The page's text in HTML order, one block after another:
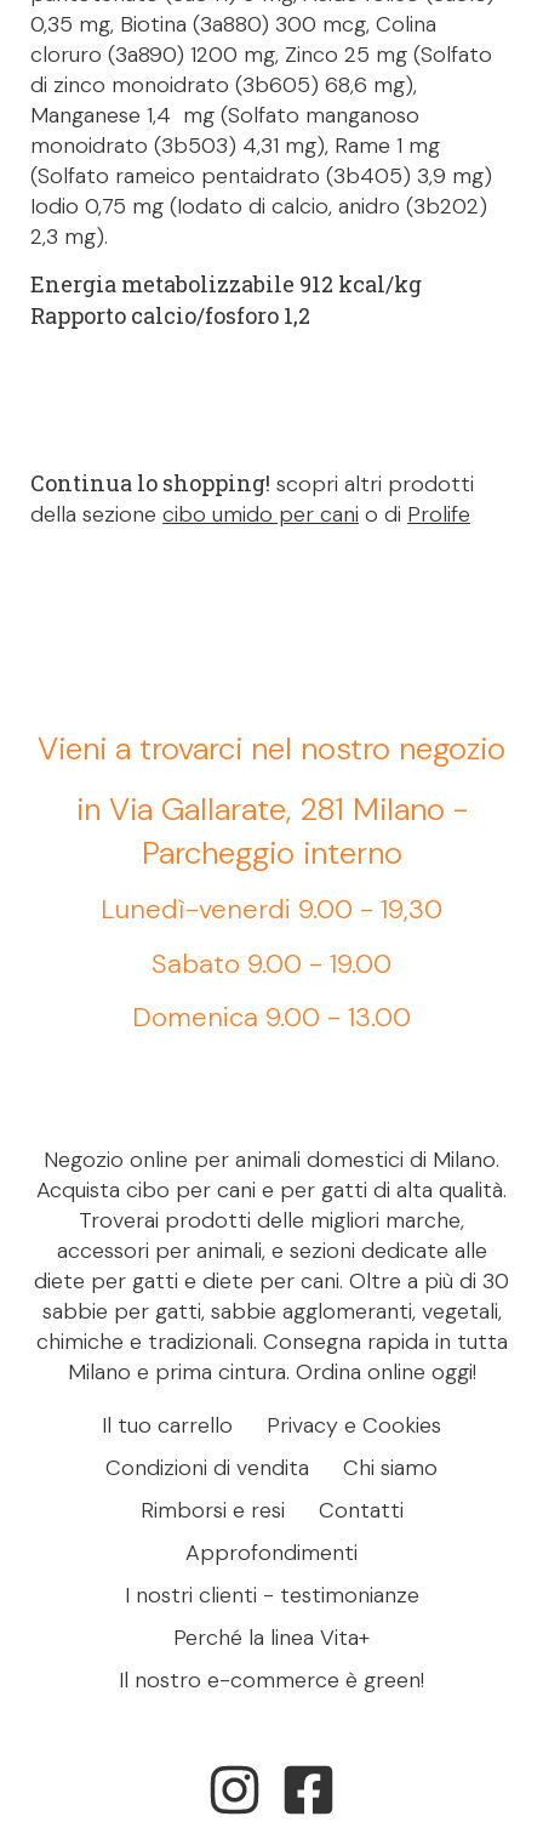
0,35 mg, Biotina (3a880) 300 mcg, Colina
cloruro (3a890) 1200 mg, Zinco 25 mg (Solfato
di zinco monoidrato (3b605) 68,6 mg),
Manganese 1,4 mg (Solfato manganoso
monoidrato (3b503) 4,31 mg), Rame 1 mg
(Solfato rameico pentaidrato (3b405) 3,9 mg)
Iodio 0,75 mg (Iodato di calcio, anidro (3b202)
2,3 mg).
Energia metabolizzabile 912 kcal/kg
Rapporto calcio/fosforo 1,2
Continua lo shopping! scopri altri prodotti
della sezione cibo umido per cani o di Prolife
Vieni a trovarci nel nostro negozio
in Via Gallarate, 281 Milano -
Parcheggio interno
Lunedì-venerdi 9.00 - 19,30
Sabato 9.00 - 19.00
Domenica 9.00 - 13.00
Negozio online per animali domestici di Milano.
Acquista cibo per cani e per gatti di alta qualità.
Troverai prodotti delle migliori marche,
accessori per animali, e sezioni dedicate alle
diete per gatti e diete per cani. Oltre a più di 30
sabbie per gatti, sabbie agglomeranti, vegetali,
chimiche e tradizionali. Consegna rapida in tutta
Milano e prima cintura. Ordina online oggi!
Il tuo carrello
Privacy e Cookies
Condizioni di vendita
Chi siamo
Rimborsi e resi
Contatti
Approfondimenti
I nostri clienti - testimonianze
Perché la linea Vita+
Il nostro e-commerce è green!